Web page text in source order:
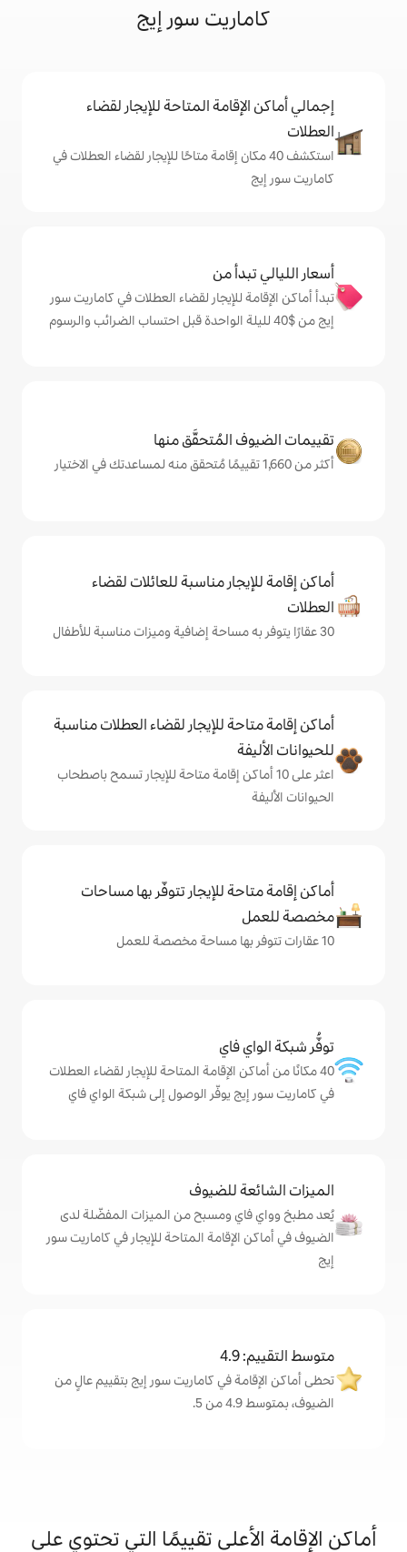
المتاحة للإيجار لقضاء
40 مكان إقامة متاحًا للإيجار لقضاء العطلات في
للإيجار لقضاء العطلات في كاماريت سور
المُتحقَّق منها
مناسبة للعائلات لقضاء
للإيجار لقضاء العطلات مناسبة
10 أماكن إقامة متاحة للإيجار تسمح باصطحاب
للإيجار تتوفّر بها مساحات
الإقامة المتاحة للإيجار لقضاء العطلات
يوفّر الوصول إلى شبكة الواي فاي
ومسبح من الميزات المفضّلة لدى
المتاحة للإيجار في كاماريت سور
في كاماريت سور إيج بتقييم عالٍ من
تقييمًا التي تحتوي على